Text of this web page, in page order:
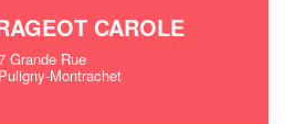
CAROLE
Grande Rue
Montrachet